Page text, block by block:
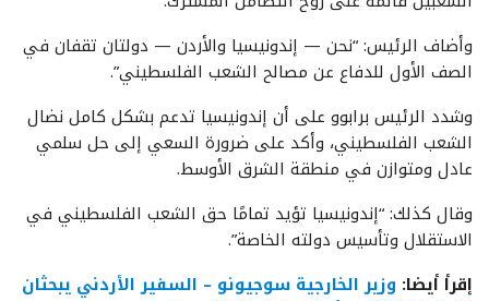
وأضاف الرئيس: “نحن — إندونيسيا والأردن — دولتان تقفان في
الصف الأول للدفاع عن مصالح الشعب الفلسطيني”.
وشدد الرئيس برابوو على أن إندونيسيا تدعم بشكل كامل نضال
الشعب الفلسطيني، وأكد على ضرورة السعي إلى حل سلمي
عادل ومتوازن في منطقة الشرق الأوسط.
وقال كذلك: “إندونيسيا تؤيد تمامًا حق الشعب الفلسطيني في
الاستقلال وتأسيس دولته الخاصة”.
إقرأ أيضا: وزير الخارجية سوجيونو – السفير الأردني يبحثان